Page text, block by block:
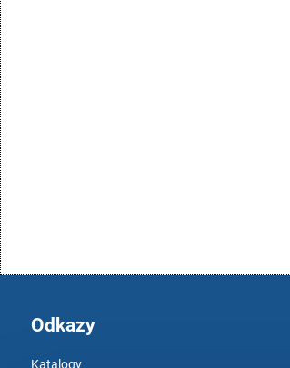
Odkazy
Katalogy